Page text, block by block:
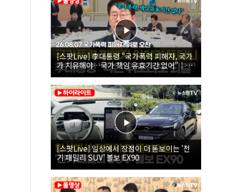
[스팟Live] 李대통령 "국가폭력 피해자, 국가
가 치유해야…국가 책임 유효기간 없어"｜
26.08.07 국가폭력 피해자 위로 오찬
[스팟Live] 일상에서 장점이 더 돋보이는 '전
기 패밀리 SUV' 볼보 EX90